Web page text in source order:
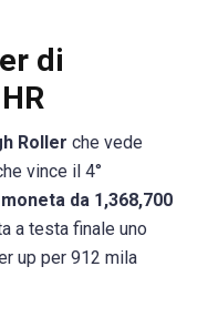
di
Roller che vede
vince il 4°
da 1,368,700
a testa finale uno
up per 912 mila